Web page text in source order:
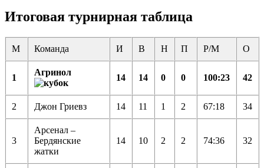
Итоговая турнирная таблица
М Команда И В Н П Р/М О
1
Агринол
14 14 0 0 100:23 42
2 Джон Гриевз 14 11 1 2 67:18 34
3
Арсенал –
Бердянские
жатки
14 10 2 2 74:36 32